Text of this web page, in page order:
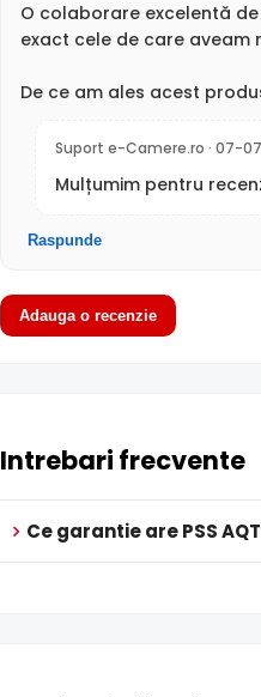
O colaborare excelentă
exact cele de care aveam
De ce am ales acest
Suport e-Camere.ro · 07-
Mulțumim pentru
Raspunde
Adauga o recenzie
Intrebari frecvente
Ce garantie are PSS